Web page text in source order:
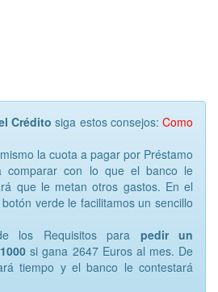
Crédito siga estos consejos: Como
la cuota a pagar por Préstamo
comparar con lo que el banco le
que le metan otros gastos. En el
verde le facilitamos un sencillo
los Requisitos para pedir un
si gana 2647 Euros al mes. De
tiempo y el banco le contestará